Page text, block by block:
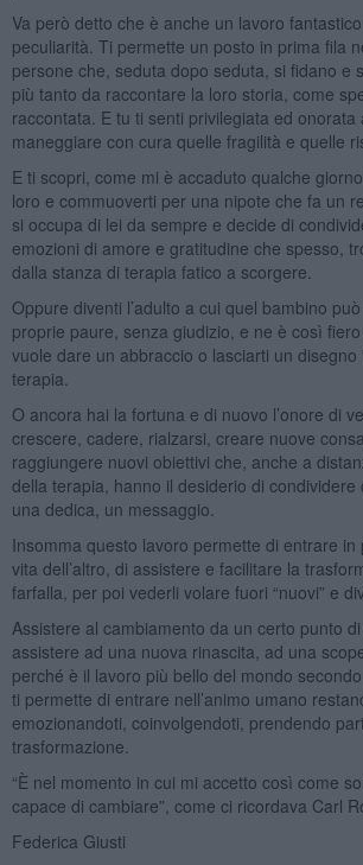
Va però detto che è anche un lavoro
peculiarità. Ti permette un posto in prima fila
persone che, seduta dopo seduta, si fidano e
più tanto da raccontare la loro storia, come
raccontata. E tu ti senti privilegiata ed
maneggiare con cura quelle fragilità e quelle
E ti scopri, come mi è accaduto qualche
loro e commuoverti per una nipote che fa un
si occupa di lei da sempre e decide di
emozioni di amore e gratitudine che spesso,
dalla stanza di terapia fatico a scorgere.
Oppure diventi l’adulto a cui quel bambino
proprie paure, senza giudizio, e ne è così
vuole dare un abbraccio o lasciarti un disegno
terapia.
O ancora hai la fortuna e di nuovo l’onore di
crescere, cadere, rialzarsi, creare nuove
raggiungere nuovi obiettivi che, anche a
della terapia, hanno il desiderio di condividere
una dedica, un messaggio.
Insomma questo lavoro permette di entrare in
vita dell’altro, di assistere e facilitare la
farfalla, per poi vederli volare fuori “nuovi” e
Assistere al cambiamento da un certo punto
assistere ad una nuova rinascita, ad una
perché è il lavoro più bello del mondo
ti permette di entrare nell’animo umano
emozionandoti, coinvolgendoti, prendendo
trasformazione.
“È nel momento in cui mi accetto così come
capace di cambiare”, come ci ricordava Carl
Federica Giusti